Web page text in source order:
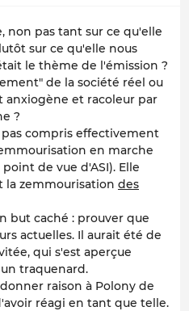
non pas tant sur ce qu'elle
sur ce qu'elle nous
le thème de l'émission ?
de la société réel ou
et racoleur par
?
compris effectivement
en marche
de vue d'ASI). Elle
la zemmourisation des
but caché : prouver que
actuelles. Il aurait été de
qui s'est aperçue
traquenard.
raison à Polony de
réagi en tant que telle.